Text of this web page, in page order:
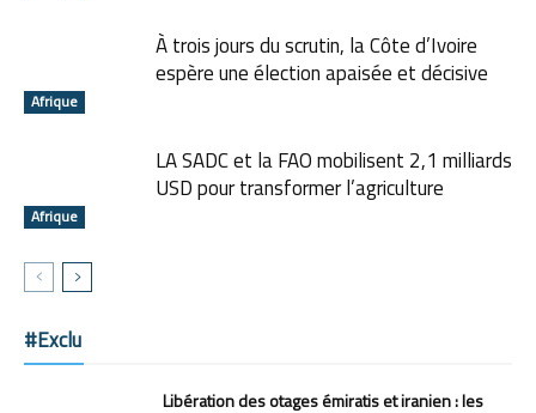
Afrique
À trois jours du scrutin, la Côte d’Ivoire
espère une élection apaisée et décisive
Afrique
LA SADC et la FAO mobilisent 2,1 milliards
USD pour transformer l’agriculture
#Exclu
Libération des otages émiratis et iranien : les